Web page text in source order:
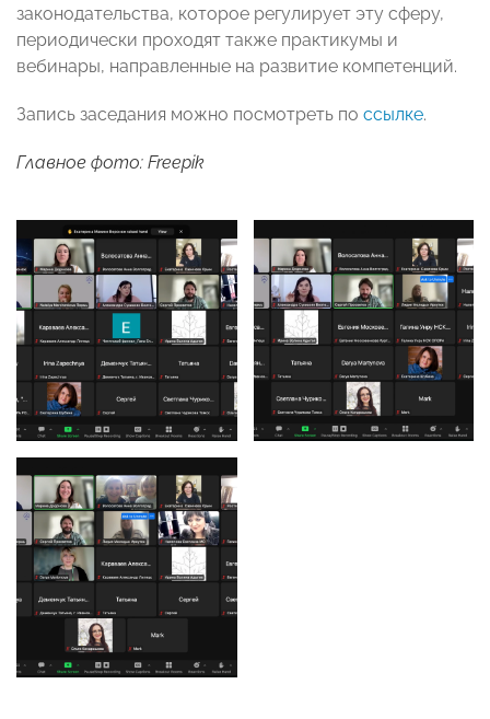
законодательства, которое регулирует эту сферу,
периодически проходят также практикумы и
вебинары, направленные на развитие компетенций.
Запись заседания можно посмотреть по ссылке.
Главное фото: Freepik